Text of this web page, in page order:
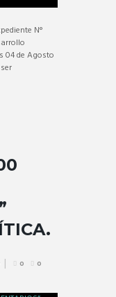
N°
04 de Agosto
0
0